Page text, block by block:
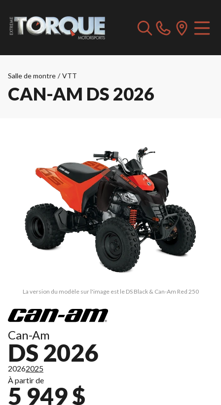
Salle de montre / VTT
CAN-AM DS 2026
La version du modèle sur l'image est le DS Black & Can-Am Red 250
Can-Am
DS 2026
20262025
À partir de
5 949 $